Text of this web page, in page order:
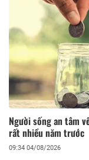
Người sống an tâm
rất nhiều năm trước
09:34 04/08/2026